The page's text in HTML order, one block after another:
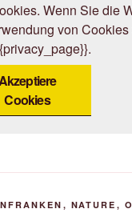
Wenn Sie die
von
Cookies
, NATURE ,